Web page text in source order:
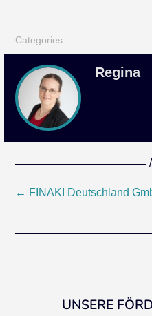
Categories:
Regina
← FINAKI Deutschland
UNSERE